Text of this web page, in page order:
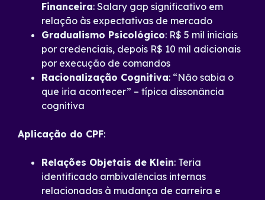
Financeira: Salary gap significativo em
relação às expectativas de mercado
Gradualismo Psicológico: R$ 5 mil iniciais
por credenciais, depois R$ 10 mil adicionais
por execução de comandos
Racionalização Cognitiva: “Não sabia o
que iria acontecer” – típica dissonância
cognitiva
Aplicação do CPF:
Relações Objetais de Klein: Teria
identificado ambivalências internas
relacionadas à mudança de carreira e